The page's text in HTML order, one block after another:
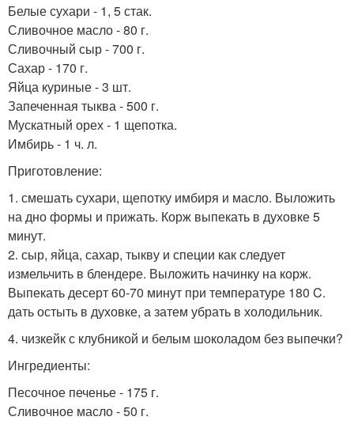
Белые сухари - 1, 5 стак.
Сливочное масло - 80 г.
Сливочный сыр - 700 г.
Сахар - 170 г.
Яйца куриные - 3 шт.
Запеченная тыква - 500 г.
Мускатный орех - 1 щепотка.
Имбирь - 1 ч. л.
Приготовление:
1. смешать сухари, щепотку имбиря и масло. Выложить
на дно формы и прижать. Корж выпекать в духовке 5
минут.
2. сыр, яйца, сахар, тыкву и специи как следует
измельчить в блендере. Выложить начинку на корж.
Выпекать десерт 60-70 минут при температуре 180 C.
дать остыть в духовке, а затем убрать в холодильник.
4. чизкейк с клубникой и белым шоколадом без выпечки?
Ингредиенты:
Песочное печенье - 175 г.
Сливочное масло - 50 г.